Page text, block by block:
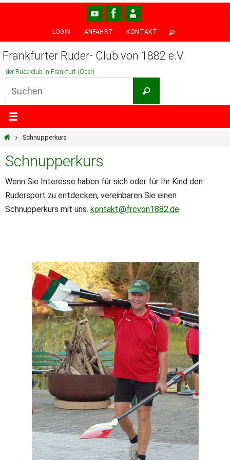
LOGIN ANFAHRT KONTAKT
Frankfurter Ruder- Club von 1882 e.V.
der Ruderclub in Frankfurt (Oder)
Suchen
StartSchnupperkurs
Schnupperkurs
Wenn Sie Interesse haben für sich oder für Ihr Kind den
Rudersport zu entdecken, vereinbaren Sie einen
Schnupperkurs mit uns. kontakt@frcvon1882.de